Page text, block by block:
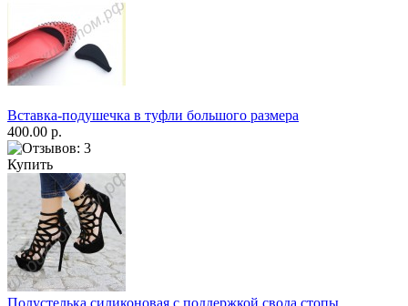
Вставка-подушечка в туфли большого размера
400.00 р.
Купить
Полустелька силиконовая с поддержкой свода стопы